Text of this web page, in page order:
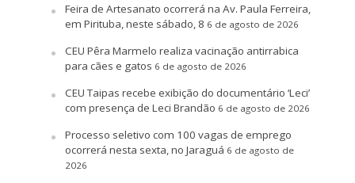
Feira de Artesanato ocorrerá na Av. Paula Ferreira,
em Pirituba, neste sábado, 8 6 de agosto de 2026
CEU Pêra Marmelo realiza vacinação antirrabica
para cães e gatos 6 de agosto de 2026
CEU Taipas recebe exibição do documentário ‘Leci’
com presença de Leci Brandão 6 de agosto de 2026
Processo seletivo com 100 vagas de emprego
ocorrerá nesta sexta, no Jaraguá 6 de agosto de
2026